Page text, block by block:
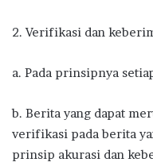
2. Verifikasi dan
a. Pada prinsipnya
b. Berita yang dapat
verifikasi pada berita
prinsip akurasi dan